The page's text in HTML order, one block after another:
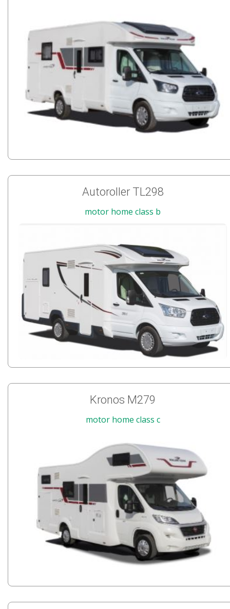
Autoroller TL298
motor home class b
Kronos M279
motor home class c